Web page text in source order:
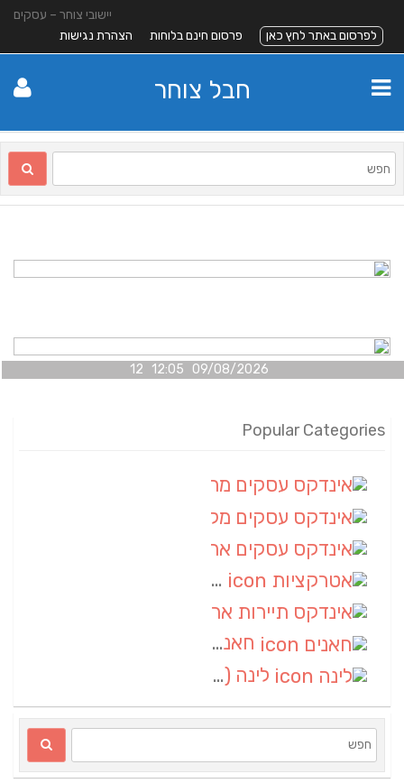
יישובי צוחר – עסקים
לפרסום באתר לחץ כאן
פרסום חינם בלוחות הצהרת נגישות
חבל צוחר
09/08/2026 12:05 12
Popular Categories
אטרקציות
חאנים
לינה (1)